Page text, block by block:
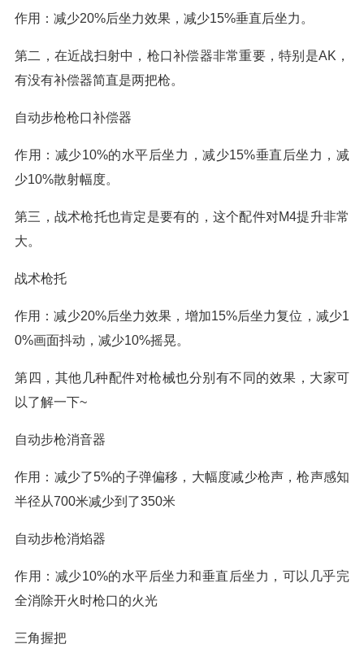
作用：减少20%后坐力效果，减少15%垂直后坐力。
第二，在近战扫射中，枪口补偿器非常重要，特别是AK，
有没有补偿器简直是两把枪。
自动步枪枪口补偿器
作用：减少10%的水平后坐力，减少15%垂直后坐力，减
少10%散射幅度。
第三，战术枪托也肯定是要有的，这个配件对M4提升非常
大。
战术枪托
作用：减少20%后坐力效果，增加15%后坐力复位，减少1
0%画面抖动，减少10%摇晃。
第四，其他几种配件对枪械也分别有不同的效果，大家可
以了解一下~
自动步枪消音器
作用：减少了5%的子弹偏移，大幅度减少枪声，枪声感知
半径从700米减少到了350米
自动步枪消焰器
作用：减少10%的水平后坐力和垂直后坐力，可以几乎完
全消除开火时枪口的火光
三角握把